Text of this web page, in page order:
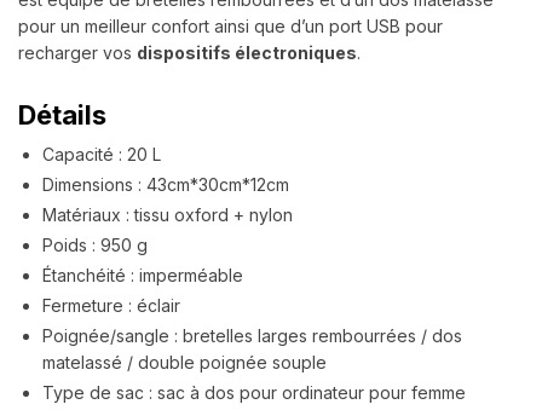
pour un meilleur confort ainsi que d’un port USB pour
recharger vos dispositifs électroniques.
Détails
Capacité : 20 L
Dimensions : 43cm*30cm*12cm
Matériaux : tissu oxford + nylon
Poids : 950 g
Étanchéité : imperméable
Fermeture : éclair
Poignée/sangle : bretelles larges rembourrées / dos
matelassé / double poignée souple
Type de sac : sac à dos pour ordinateur pour femme